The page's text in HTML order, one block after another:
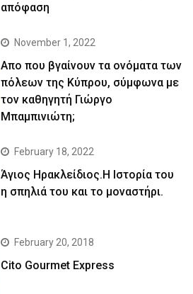
απόφαση
November 1, 2022
Απο που βγαίνουν τα ονόματα των
πόλεων της Κύπρου, σύμφωνα με
τον καθηγητή Γιώργο
Μπαμπινιώτη;
February 18, 2022
Άγιος Ηρακλείδιος.Η Ιστορία του
η σπηλιά του και το μοναστήρι.
February 20, 2018
Cito Gourmet Express